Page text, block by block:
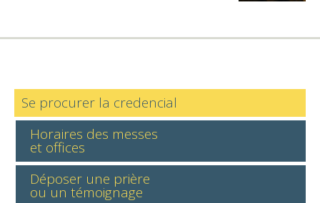
Se procurer la credencial
Horaires des messes
et offices
Déposer une prière
ou un témoignage